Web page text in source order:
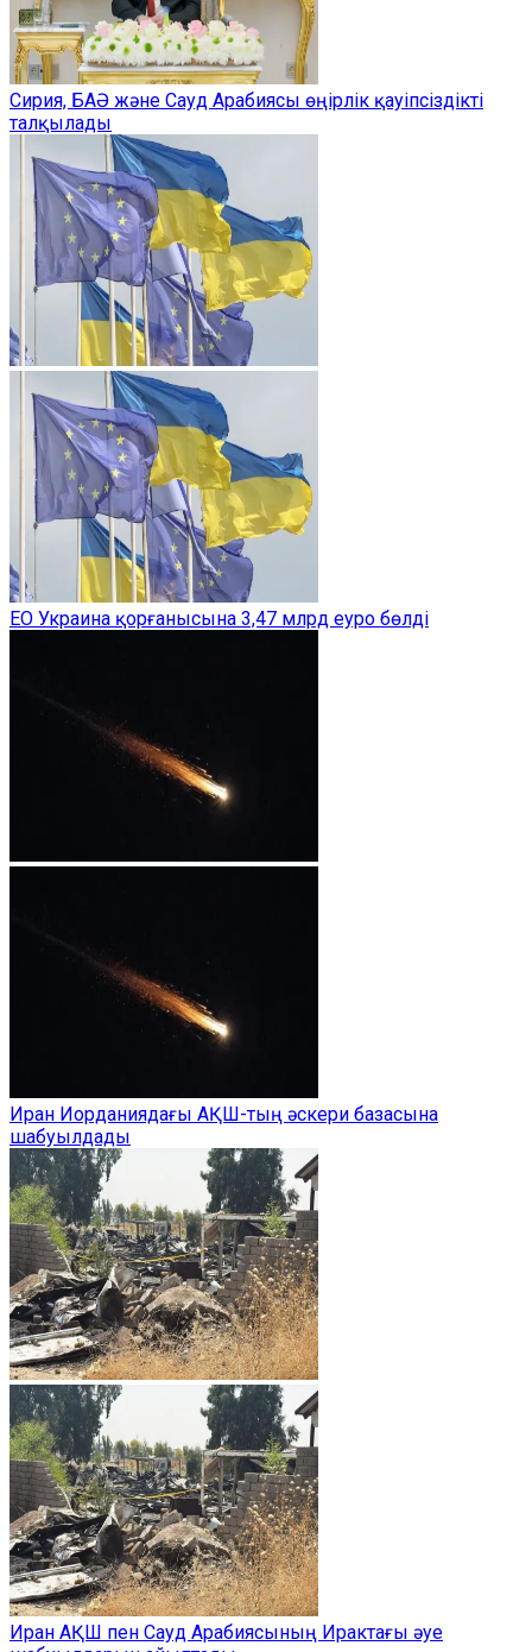
Сирия, БАӘ және Сауд Арабиясы өңірлік қауіпсіздікті
талқылады
ЕО Украина қорғанысына 3,47 млрд еуро бөлді
Иран Иорданиядағы АҚШ-тың әскери базасына
шабуылдады
Иран АҚШ пен Сауд Арабиясының Ирактағы әуе